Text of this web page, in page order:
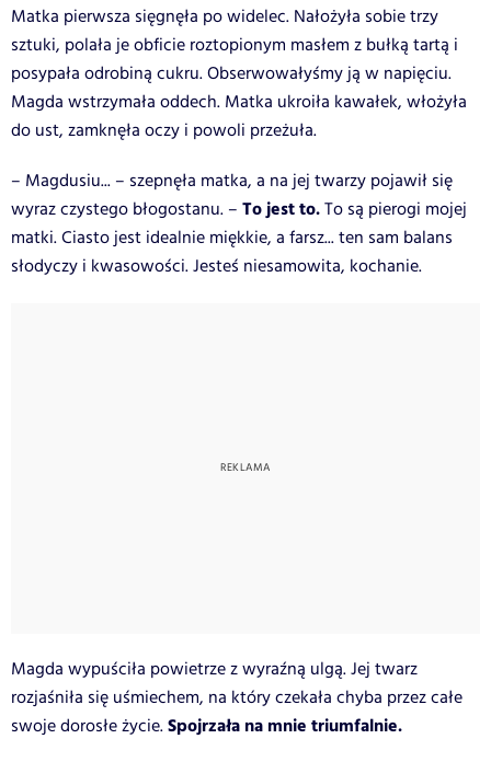
Matka pierwsza sięgnęła po widelec. Nałożyła sobie trzy
sztuki, polała je obficie roztopionym masłem z bułką tartą i
posypała odrobiną cukru. Obserwowałyśmy ją w napięciu.
Magda wstrzymała oddech. Matka ukroiła kawałek, włożyła
do ust, zamknęła oczy i powoli przeżuła.
– Magdusiu... – szepnęła matka, a na jej twarzy pojawił się
wyraz czystego błogostanu. – To jest to.To są pierogi mojej
matki. Ciasto jest idealnie miękkie, a farsz... ten sam balans
słodyczy i kwasowości. Jesteś niesamowita, kochanie.
Magda wypuściła powietrze z wyraźną ulgą. Jej twarz
rozjaśniła się uśmiechem, na który czekała chyba przez całe
swoje dorosłe życie.Spojrzała na mnie triumfalnie.